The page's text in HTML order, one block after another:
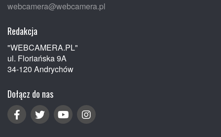
webcamera@webcamera.pl
Redakcja
"WEBCAMERA.PL"
ul. Floriańska 9A
34-120 Andrychów
Dołącz do nas